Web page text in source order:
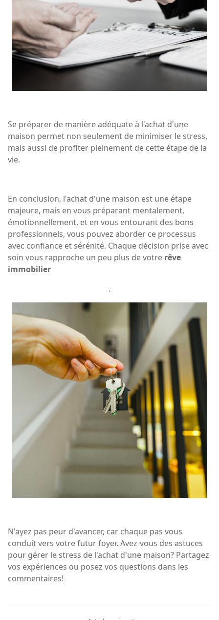
Se préparer de manière adéquate à l'achat d'une
maison permet non seulement de minimiser le stress,
mais aussi de profiter pleinement de cette étape de la
vie.
En conclusion, l'achat d'une maison est une étape
majeure, mais en vous préparant mentalement,
émotionnellement, et en vous entourant des bons
professionnels, vous pouvez aborder ce processus
avec confiance et sérénité. Chaque décision prise avec
soin vous rapproche un peu plus de votre rêve
immobilier
.
N'ayez pas peur d'avancer, car chaque pas vous
conduit vers votre futur foyer. Avez-vous des astuces
pour gérer le stress de l'achat d'une maison? Partagez
vos expériences ou posez vos questions dans les
commentaires!